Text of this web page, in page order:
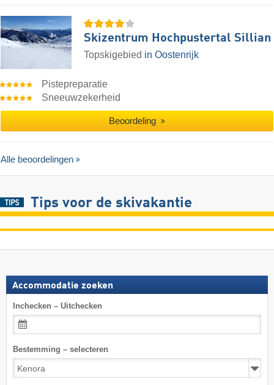
Skizentrum Hochpustertal Sillian
Topskigebied in Oostenrijk
Pistepreparatie
Sneeuwzekerheid
Beoordeling
Alle beoordelingen
Tips voor de skivakantie
Accommodatie zoeken
Inchecken – Uitchecken
Bestemming – selecteren